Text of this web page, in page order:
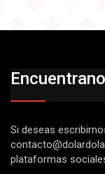
Si deseas
plataformas